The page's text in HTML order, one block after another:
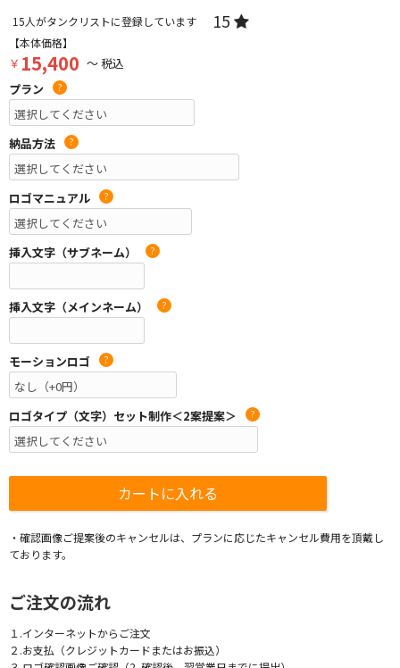
15人がタンクリストに登録しています 15
【本体価格】
￥ 15,400 ～ 税込
プラン
?
納品方法 ?
ロゴマニュアル ?
挿入文字（サブネーム） ?
挿入文字（メインネーム） ?
モーションロゴ ?
ロゴタイプ（文字）セット制作＜2案提案＞ ?
・確認画像ご提案後のキャンセルは、プランに応じたキャンセル費用を頂戴し
ております。
ご注文の流れ
１.インターネットからご注文
２.お支払（クレジットカードまたはお振込）